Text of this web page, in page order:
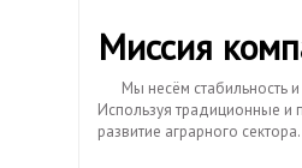
Миссия
Мы несём
Используя традиционные и
развитие аграрного сектора.